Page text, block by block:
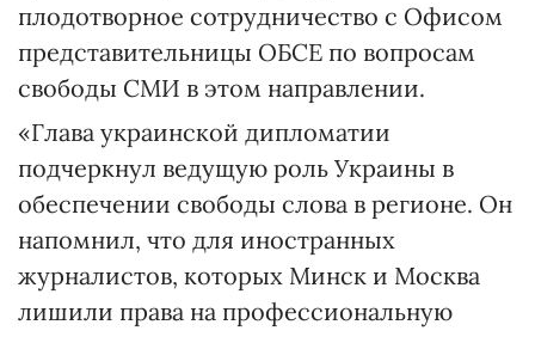
плодотворное сотрудничество с Офисом
представительницы ОБСЕ по вопросам
свободы СМИ в этом направлении.
«Глава украинской дипломатии
подчеркнул ведущую роль Украины в
обеспечении свободы слова в регионе. Он
напомнил, что для иностранных
журналистов, которых Минск и Москва
лишили права на профессиональную